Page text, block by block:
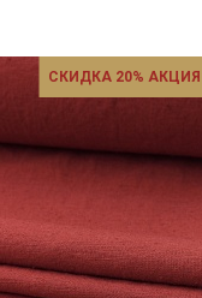
СКИДКА 20% АКЦИЯ